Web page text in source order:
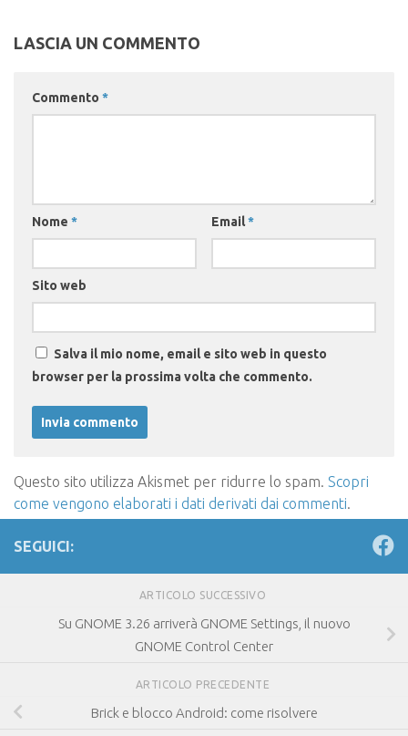
LASCIA UN COMMENTO
Commento *
Nome * Email*
Sito web
Salva il mio nome, email e sito web in questo
browser per la prossima volta che commento.
Questo sito utilizza Akismet per ridurre lo spam. Scopri
come vengono elaborati i dati derivati dai commenti.
SEGUICI:
ARTICOLO SUCCESSIVO
Su GNOME 3.26 arriverà GNOME Settings, il nuovo
GNOME Control Center
ARTICOLO PRECEDENTE
Brick e blocco Android: come risolvere